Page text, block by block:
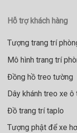
Hỗ trợ khách hàng
Tượng trang trí
Mô hình trang trí
Đồng hồ treo tường
Dây khánh treo xe ô
Đồ trang trí taplo
Tượng phật để xe